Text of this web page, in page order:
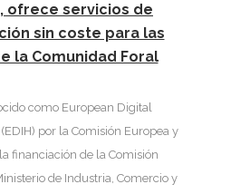
ofrece servicios de
sin coste para las
la Comunidad Foral
como European Digital
por la Comisión Europea y
financiación de la Comisión
de Industria, Comercio y